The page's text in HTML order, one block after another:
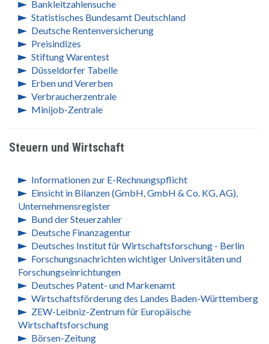
Bankleitzahlensuche
Statistisches Bundesamt Deutschland
Deutsche Rentenversicherung
Preisindizes
Stiftung Warentest
Düsseldorfer Tabelle
Erben und Vererben
Verbraucherzentrale
Minijob-Zentrale
Steuern und Wirtschaft
Informationen zur E-Rechnungspflicht
Einsicht in Bilanzen (GmbH, GmbH & Co. KG, AG),
Unternehmensregister
Bund der Steuerzahler
Deutsche Finanzagentur
Deutsches Institut für Wirtschaftsforschung - Berlin
Forschungsnachrichten wichtiger Universitäten und
Forschungseinrichtungen
Deutsches Patent- und Markenamt
Wirtschaftsförderung des Landes Baden-Württemberg
ZEW-Leibniz-Zentrum für Europäische
Wirtschaftsforschung
Börsen-Zeitung